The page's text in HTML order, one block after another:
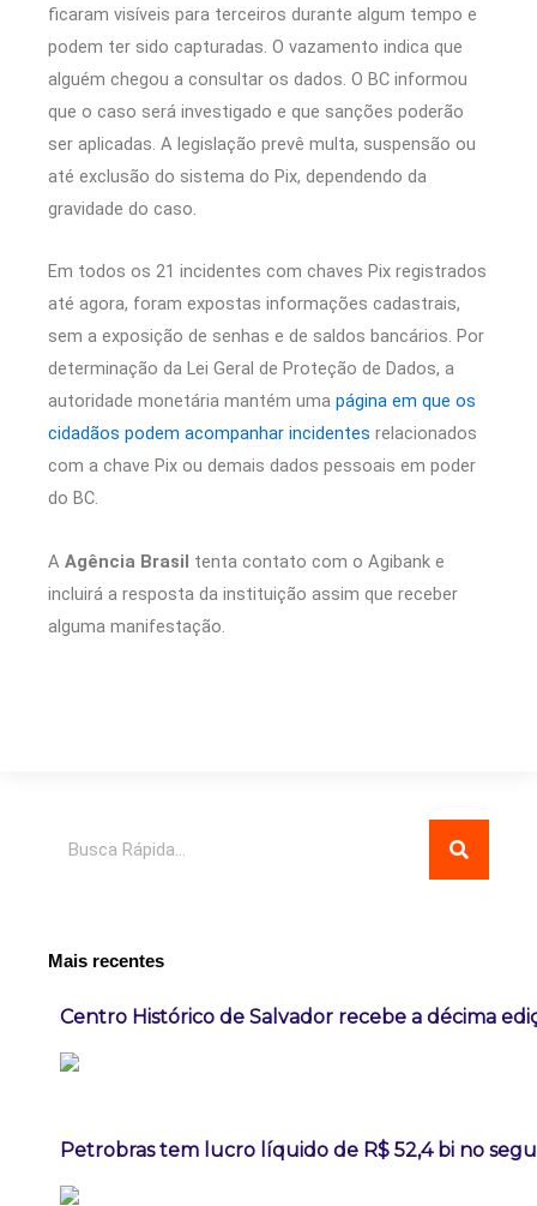
ficaram visíveis para terceiros durante algum tempo e
podem ter sido capturadas. O vazamento indica que
alguém chegou a consultar os dados. O BC informou
que o caso será investigado e que sanções poderão
ser aplicadas. A legislação prevê multa, suspensão ou
até exclusão do sistema do Pix, dependendo da
gravidade do caso.
Em todos os 21 incidentes com chaves Pix registrados
até agora, foram expostas informações cadastrais,
sem a exposição de senhas e de saldos bancários. Por
determinação da Lei Geral de Proteção de Dados, a
autoridade monetária mantém uma página em que os
cidadãos podem acompanhar incidentes relacionados
com a chave Pix ou demais dados pessoais em poder
do BC.
A Agência Brasil tenta contato com o Agibank e
incluirá a resposta da instituição assim que receber
alguma manifestação.
Mais recentes
Centro Histórico de Salvador recebe a décima
Petrobras tem lucro líquido de R$ 52,4 bi no